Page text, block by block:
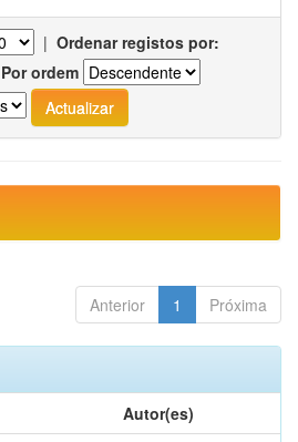
| Ordenar registos por:
Por ordem
Anterior 1 Próxima
Autor(es)